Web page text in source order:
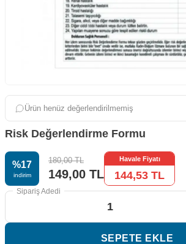
Ürün henüz değerlendirilmemiş
Risk Değerlendirme Formu
%17
i̇ndirim
180,00TL
149,00 TL
Havale Fiyatı
144,53 TL
Sipariş Adedi
SEPETE EKLE